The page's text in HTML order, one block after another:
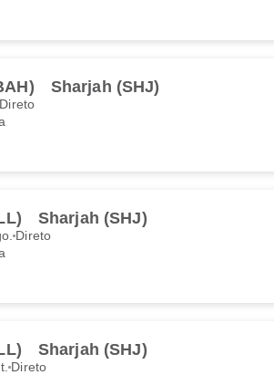
Sharjah (SHJ)
Direto
Sharjah (SHJ)
Direto
Sharjah (SHJ)
Direto